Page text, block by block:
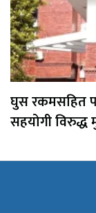
घुस रकमसहित
सहयोगी विरुद्ध